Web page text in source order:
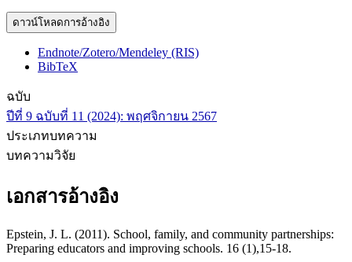
ดาวน์โหลดการอ้างอิง
Endnote/Zotero/Mendeley (RIS)
BibTeX
ฉบับ
ปีที่ 9 ฉบับที่ 11 (2024): พฤศจิกายน 2567
ประเภทบทความ
บทความวิจัย
เอกสารอ้างอิง
Epstein, J. L. (2011). School, family, and community partnerships:
Preparing educators and improving schools. 16 (1),15-18.